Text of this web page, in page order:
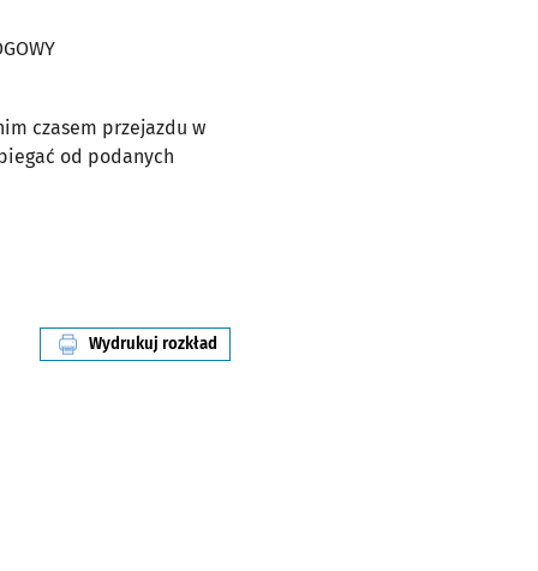
czasem przejazdu w
od podanych
Wydrukuj rozkład
linii nr 8